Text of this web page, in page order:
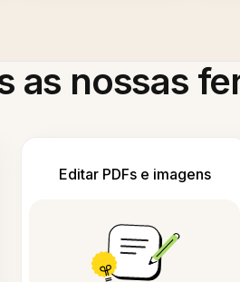
as nossas
Editar PDFs e imagens